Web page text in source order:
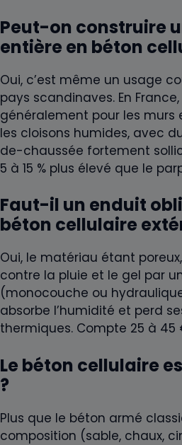
Peut-on construire
entière en béton
Oui, c’est même un usage
pays scandinaves. En France,
généralement pour les murs
les cloisons humides, avec
de-chaussée fortement
5 à 15 % plus élevé que le
Faut-il un enduit
béton cellulaire
Oui, le matériau étant
contre la pluie et le gel par
(monocouche ou
absorbe l’humidité et perd
thermiques. Compte 25 à 45
Le béton cellulaire
?
Plus que le béton armé
composition (sable, chaux,